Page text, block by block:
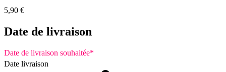
5,90 €
Date de livraison
Date de livraison souhaitée*
Date livraison